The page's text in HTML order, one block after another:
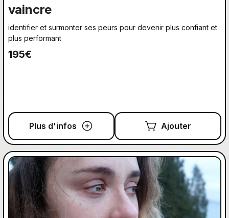
vaincre
identifier et surmonter ses peurs pour devenir plus confiant et
plus performant
195€
Plus d'infos Ajouter